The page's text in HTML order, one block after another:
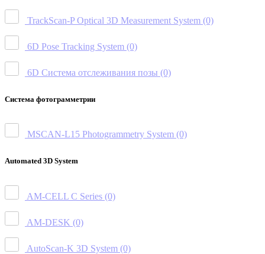
TrackScan-P Optical 3D Measurement System (0)
6D Pose Tracking System (0)
6D Система отслеживания позы (0)
Система фотограмметрии
MSCAN-L15 Photogrammetry System (0)
Automated 3D System
AM-CELL C Series (0)
AM-DESK (0)
AutoScan-K 3D System (0)